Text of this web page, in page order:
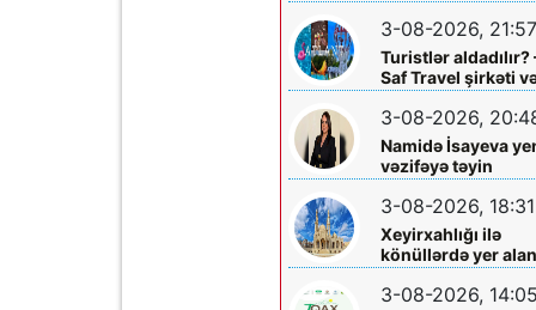
3-08-2026, 21:57
Turistlər aldadılır?
Saf Travel şirkəti
Nabran turu ilə
ciddi iddialar
araşdırılmalıdır
3-08-2026,
Namidə İsayeva
vəzifəyə təyin
olundu
3-08-2026, 18:31
Xeyirxahlığı ilə
könüllərdə yer alan
Heydər müəllimə
şəfa diləyirik
3-08-2026, 14:05